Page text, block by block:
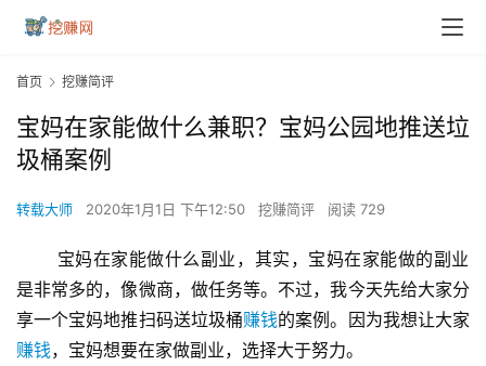
首页 挖赚简评
宝妈在家能做什么兼职？宝妈公园地推送垃
圾桶案例
转载大师 2020年1月1日 下午12:50 挖赚简评 阅读 729
是非常多的，像微商，做任务等。不过，我今天先给大家分
享一个宝妈地推扫码送垃圾桶赚钱的案例。因为我想让大家
赚钱，宝妈想要在家做副业，选择大于努力。